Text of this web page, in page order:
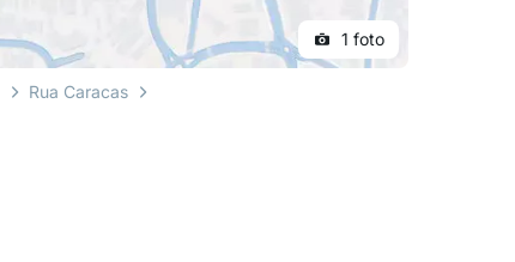
1 foto
Rua Caracas